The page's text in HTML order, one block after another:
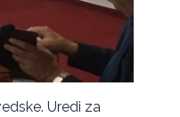
Uredi za